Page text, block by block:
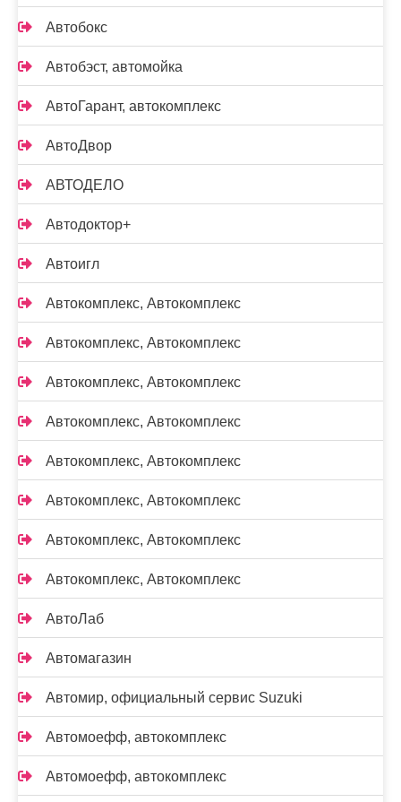
Автобокс
Автобэст, автомойка
АвтоГарант, автокомплекс
АвтоДвор
АВТОДЕЛО
Автодоктор+
Автоигл
Автокомплекс, Автокомплекс
Автокомплекс, Автокомплекс
Автокомплекс, Автокомплекс
Автокомплекс, Автокомплекс
Автокомплекс, Автокомплекс
Автокомплекс, Автокомплекс
Автокомплекс, Автокомплекс
Автокомплекс, Автокомплекс
АвтоЛаб
Автомагазин
Автомир, официальный сервис Suzuki
Автомоефф, автокомплекс
Автомоефф, автокомплекс